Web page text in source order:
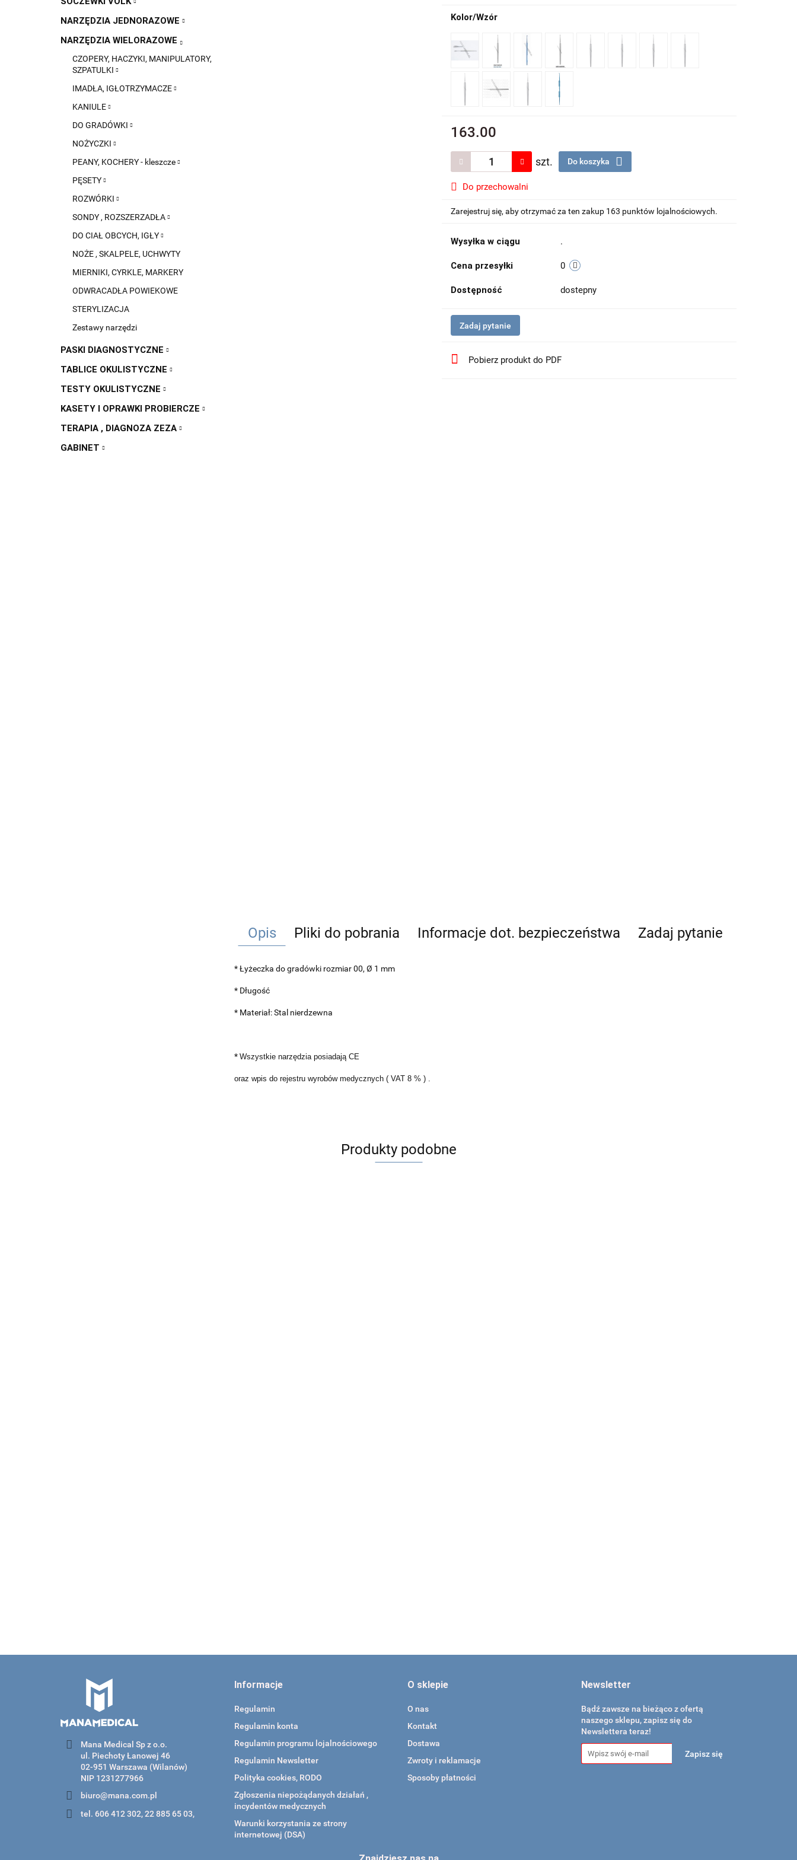
NARZĘDZIA JEDNORAZOWE
NARZĘDZIA WIELORAZOWE
CZOPERY, HACZYKI, MANIPULATORY,
SZPATULKI
IMADŁA, IGŁOTRZYMACZE
KANIULE
DO GRADÓWKI
NOŻYCZKI
PEANY, KOCHERY - kleszcze
PĘSETY
ROZWÓRKI
SONDY , ROZSZERZADŁA
DO CIAŁ OBCYCH, IGŁY
NOŻE , SKALPELE, UCHWYTY
MIERNIKI, CYRKLE, MARKERY
ODWRACADŁA POWIEKOWE
STERYLIZACJA
Zestawy narzędzi
PASKI DIAGNOSTYCZNE
TABLICE OKULISTYCZNE
TESTY OKULISTYCZNE
KASETY I OPRAWKI PROBIERCZE
TERAPIA , DIAGNOZA ZEZA
GABINET
Kolor/Wzór
163.00
szt. Do koszyka
Do przechowalni
Zarejestruj się, aby otrzymać za ten zakup 163 punktów lojalnościowych.
Wysyłka w ciągu .
Cena przesyłki 0
Dostępność dostepny
Zadaj pytanie
Pobierz produkt do PDF
Opis Pliki do pobrania Informacje dot. bezpieczeństwa Zadaj pytanie
* Łyżeczka do gradówki rozmiar 00, Ø 1 mm
* Długość
* Materiał: Stal nierdzewna
* Wszystkie narzędzia posiadają CE
oraz wpis do rejestru wyrobów medycznych ( VAT 8 % ) .
Produkty podobne
Mana Medical Sp z o.o.
ul. Piechoty Łanowej 46
02-951 Warszawa (Wilanów)
NIP 1231277966
biuro@mana.com.pl
tel. 606 412 302, 22 885 65 03,
Informacje
Regulamin
Regulamin konta
Regulamin programu lojalnościowego
Regulamin Newsletter
Polityka cookies, RODO
Zgłoszenia niepożądanych działań ,
incydentów medycznych
Warunki korzystania ze strony
internetowej (DSA)
O sklepie
O nas
Kontakt
Dostawa
Zwroty i reklamacje
Sposoby płatności
Newsletter
Bądź zawsze na bieżąco z ofertą
naszego sklepu, zapisz się do
Newslettera teraz!